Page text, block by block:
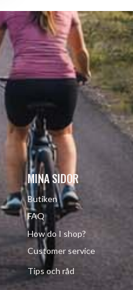
MINA SIDOR
Butiken
FAQ
How do I shop?
Customer service
Tips och råd